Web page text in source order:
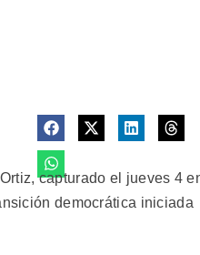
capturado el jueves 4
democrática iniciada